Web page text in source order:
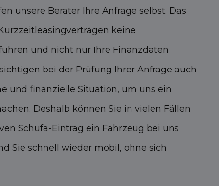
unsere Berater Ihre Anfrage selbst. Das
keine
und nicht nur Ihre Finanzdaten
bei der Prüfung Ihrer Anfrage auch
und finanzielle Situation, um uns ein
Deshalb können Sie in vielen Fällen
Schufa-Eintrag ein Fahrzeug bei uns
Sie schnell wieder mobil, ohne sich